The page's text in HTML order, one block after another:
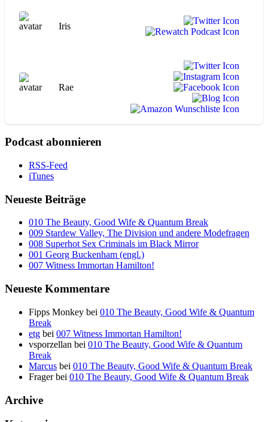
Iris
Rae
Podcast abonnieren
RSS-Feed
iTunes
Neueste Beiträge
010 The Beauty, Good Wife & Quantum Break
009 Stardew Valley, The Division und andere Modefragen
008 Superhot Sex Criminals im Black Mirror
001 Georg Buckenham (engl.)
007 Witness Immortan Hamilton!
Neueste Kommentare
Fipps Monkey bei 010 The Beauty, Good Wife & Quantum
Break
etg bei 007 Witness Immortan Hamilton!
vsporzellan bei 010 The Beauty, Good Wife & Quantum
Break
Marcus bei 010 The Beauty, Good Wife & Quantum Break
Fragerbei 010 The Beauty, Good Wife & Quantum Break
Archive